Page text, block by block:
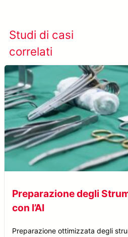
Studi di casi
correlati
Preparazione degli
con l’AI
Preparazione ottimizzata degli